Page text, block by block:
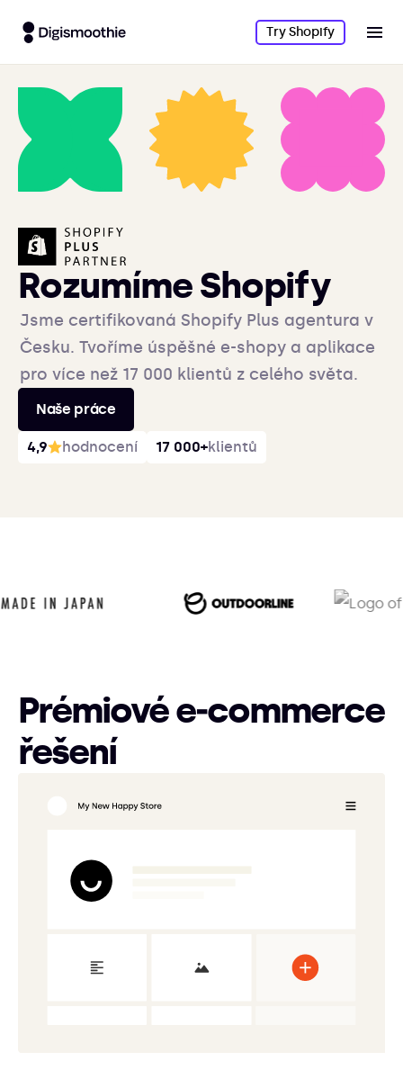
Try Shopify
Rozumíme Shopify
Jsme certifikovaná Shopify Plus agentura v
Česku. Tvoříme úspěšné e-shopy a aplikace
pro více než 17 000 klientů z celého světa.
Naše práce
4,9 hodnocení 17 000+klientů
Prémiové e‑commerce
řešení